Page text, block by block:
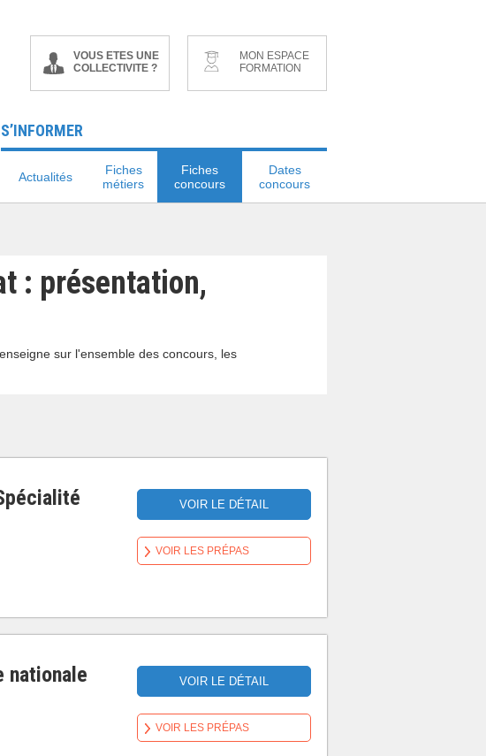
VOUS ETES UNE
COLLECTIVITE ?
MON ESPACE
FORMATION
S’INFORMER
Actualités
Fiches
métiers
Fiches
concours
Dates
concours
: présentation,
sur l'ensemble des concours, les
VOIR LE DÉTAIL
VOIR LES PRÉPAS
nationale VOIR LE DÉTAIL
VOIR LES PRÉPAS